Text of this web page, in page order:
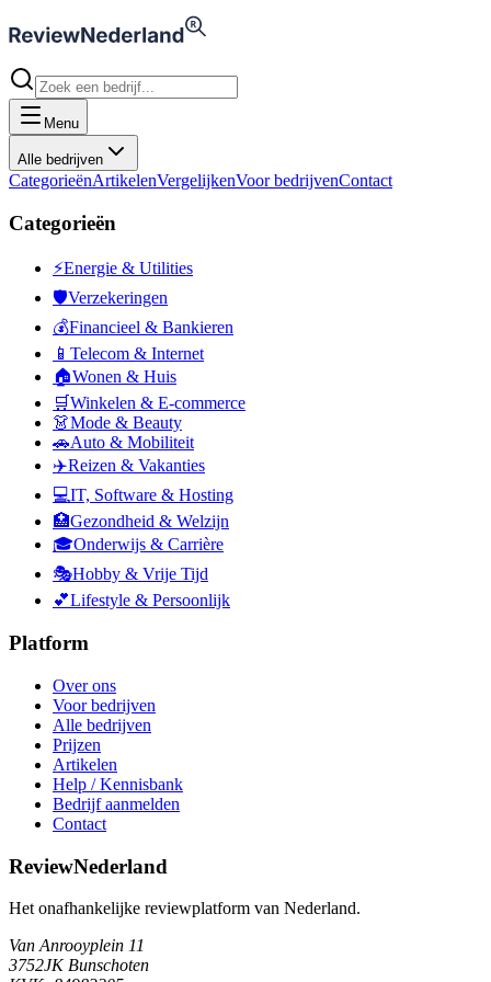
Menu
Alle bedrijven
CategorieënArtikelenVergelijkenVoor bedrijvenContact
Categorieën
⚡Energie & Utilities
🛡️Verzekeringen
💰Financieel & Bankieren
📱 Telecom & Internet
🏠Wonen & Huis
🛒Winkelen & E-commerce
👗Mode & Beauty
🚗Auto & Mobiliteit
✈️Reizen & Vakanties
💻IT, Software & Hosting
🏥Gezondheid & Welzijn
🎓Onderwijs & Carrière
🎭Hobby & Vrije Tijd
💕Lifestyle & Persoonlijk
Platform
Over ons
Voor bedrijven
Alle bedrijven
Prijzen
Artikelen
Help / Kennisbank
Bedrijf aanmelden
Contact
ReviewNederland
Het onafhankelijke reviewplatform van Nederland.
Van Anrooyplein 11
3752JK Bunschoten